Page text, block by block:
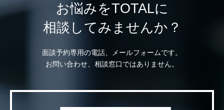
お悩みをTOTALに
相談してみませんか？
面談予約専用の電話、メールフォームです。
お問い合わせ、相談窓口ではありません。